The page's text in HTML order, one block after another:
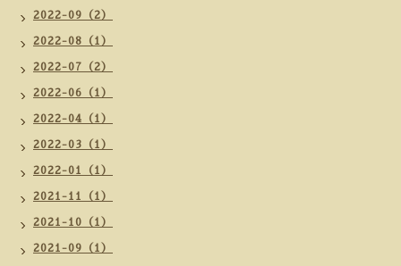
2022-09（2）
2022-08（1）
2022-07（2）
2022-06（1）
2022-04（1）
2022-03（1）
2022-01（1）
2021-11（1）
2021-10（1）
2021-09（1）